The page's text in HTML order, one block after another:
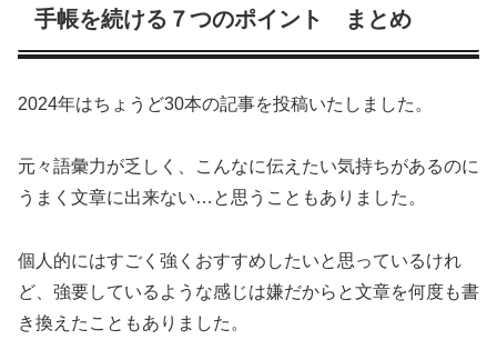
手帳を続ける７つのポイント まとめ
2024年はちょうど30本の記事を投稿いたしました。
元々語彙力が乏しく、こんなに伝えたい気持ちがあるのに
うまく文章に出来ない…と思うこともありました。
個人的にはすごく強くおすすめしたいと思っているけれ
ど、強要しているような感じは嫌だからと文章を何度も書
き換えたこともありました。